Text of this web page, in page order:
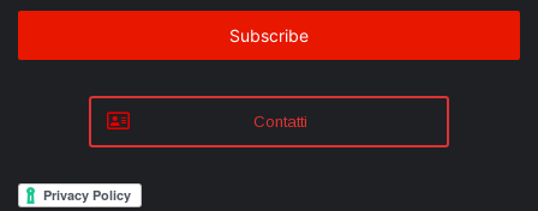
Email
Contatti